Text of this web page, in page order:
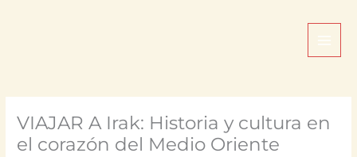
VIAJAR A Irak: Historia y cultura en
el corazón del Medio Oriente